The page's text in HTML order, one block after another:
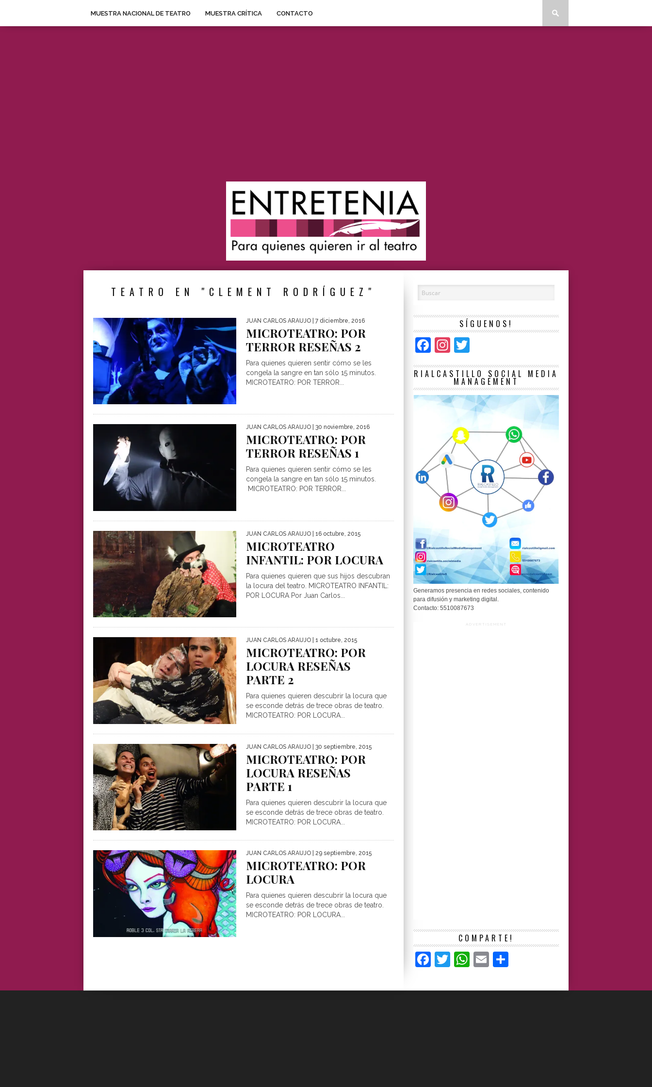
MUESTRA NACIONAL DE TEATRO MUESTRA CRÍTICA CONTACTO
TEATRO EN "CLEMENT RODRÍGUEZ"
JUAN CARLOS ARAUJO | 7 diciembre, 2016
MICROTEATRO: POR
TERROR RESEÑAS 2
Para quienes quieren sentir cómo se les
congela la sangre en tan sólo 15 minutos.
MICROTEATRO: POR TERROR...
JUAN CARLOS ARAUJO | 30 noviembre, 2016
MICROTEATRO: POR
TERROR RESEÑAS 1
Para quienes quieren sentir cómo se les
congela la sangre en tan sólo 15 minutos.
MICROTEATRO: POR TERROR...
JUAN CARLOS ARAUJO | 16 octubre, 2015
MICROTEATRO
INFANTIL: POR LOCURA
Para quienes quieren que sus hijos descubran
la locura del teatro. MICROTEATRO INFANTIL:
POR LOCURA Por Juan Carlos...
JUAN CARLOS ARAUJO | 1 octubre, 2015
MICROTEATRO: POR
LOCURA RESEÑAS
PARTE 2
Para quienes quieren descubrir la locura que
se esconde detrás de trece obras de teatro.
MICROTEATRO: POR LOCURA...
JUAN CARLOS ARAUJO | 30 septiembre, 2015
MICROTEATRO: POR
LOCURA RESEÑAS
PARTE 1
Para quienes quieren descubrir la locura que
se esconde detrás de trece obras de teatro.
MICROTEATRO: POR LOCURA...
JUAN CARLOS ARAUJO | 29 septiembre, 2015
MICROTEATRO: POR
LOCURA
Para quienes quieren descubrir la locura que
se esconde detrás de trece obras de teatro.
MICROTEATRO: POR LOCURA...
SÍGUENOS!
Facebook
Instagram
RIALCASTILLO SOCIAL MEDIA
MANAGEMENT
Generamos presencia en redes sociales, contenido
para difusión y marketing digital.
Contacto: 5510087673
ADVERTISEMENT
COMPARTE!
Facebook
TwitterWhatsApp
Email